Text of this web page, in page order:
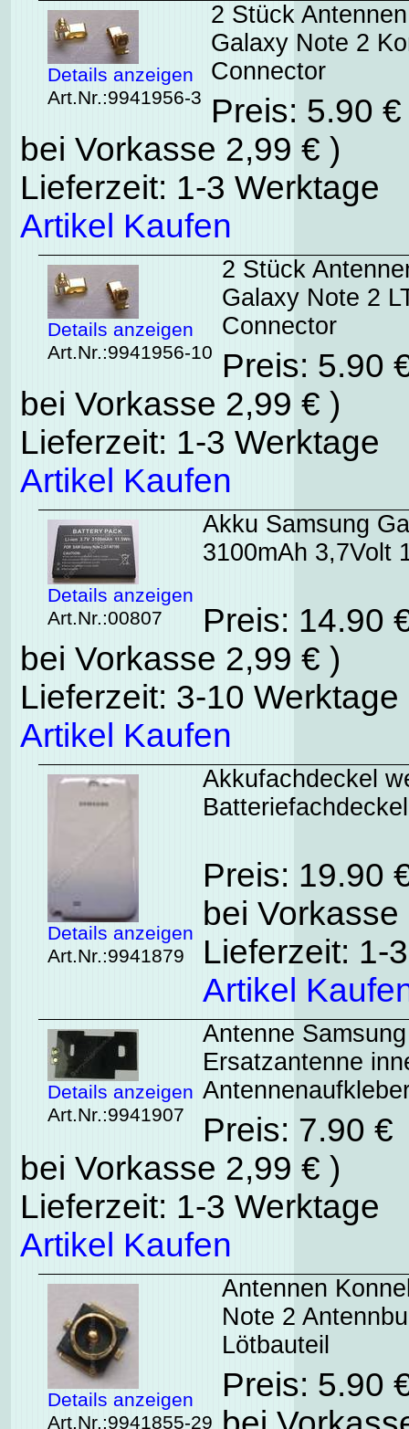
Details anzeigen
Art.Nr.:9941956-3
2 Stück
Galaxy Note 2
Connector
Preis: 5.90
bei Vorkasse 2,99 € )
Lieferzeit: 1-3 Werktage
Artikel Kaufen
Details anzeigen
Art.Nr.:9941956-10
2 Stück
Galaxy Note 2
Connector
Preis: 5.90
bei Vorkasse 2,99 € )
Lieferzeit: 1-3 Werktage
Artikel Kaufen
Details anzeigen
Art.Nr.:00807
Akku Samsung
3100mAh 3,7Volt
Preis: 14.90
bei Vorkasse 2,99 € )
Lieferzeit: 3-10 Werktage
Artikel Kaufen
Details anzeigen
Art.Nr.:9941879
Akkufachdeckel
Preis: 19.90
bei
Lieferzeit: 1-
Artikel
Details anzeigen
Art.Nr.:9941907
Antenne
Ersatzantenne
Preis: 7.90
bei Vorkasse 2,99 € )
Lieferzeit: 1-3 Werktage
Artikel Kaufen
Details anzeigen
Art.Nr.:9941855-29
Antennen
Note 2
Lötbauteil
Preis: 5.90